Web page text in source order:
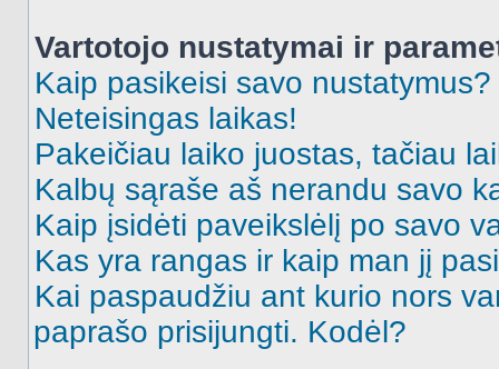
Vartotojo nustatymai ir
Kaip pasikeisi savo nustatymus?
Neteisingas laikas!
Pakeičiau laiko juostas, tačiau
Kalbų sąraše aš nerandu savo
Kaip įsidėti paveikslėlį po savo
Kas yra rangas ir kaip man jį
Kai paspaudžiu ant kurio nors
paprašo prisijungti. Kodėl?